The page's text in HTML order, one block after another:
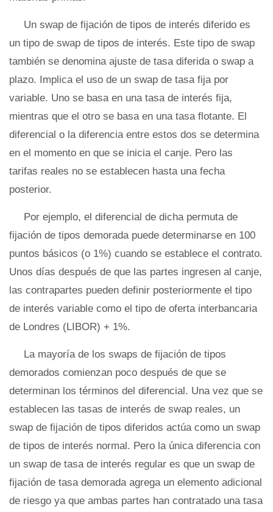
Un swap de fijación de tipos de interés diferido es
un tipo de swap de tipos de interés. Este tipo de swap
también se denomina ajuste de tasa diferida o swap a
plazo. Implica el uso de un swap de tasa fija por
variable. Uno se basa en una tasa de interés fija,
mientras que el otro se basa en una tasa flotante. El
diferencial o la diferencia entre estos dos se determina
en el momento en que se inicia el canje. Pero las
tarifas reales no se establecen hasta una fecha
posterior.
Por ejemplo, el diferencial de dicha permuta de
fijación de tipos demorada puede determinarse en 100
puntos básicos (o 1%) cuando se establece el contrato.
Unos días después de que las partes ingresen al canje,
las contrapartes pueden definir posteriormente el tipo
de interés variable como el tipo de oferta interbancaria
de Londres (LIBOR) + 1%.
La mayoría de los swaps de fijación de tipos
demorados comienzan poco después de que se
determinan los términos del diferencial. Una vez que se
establecen las tasas de interés de swap reales, un
swap de fijación de tipos diferidos actúa como un swap
de tipos de interés normal. Pero la única diferencia con
un swap de tasa de interés regular es que un swap de
fijación de tasa demorada agrega un elemento adicional
de riesgo ya que ambas partes han contratado una tasa